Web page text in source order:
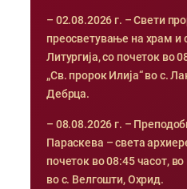
– 02.08.2026 г. – Свети
преосветување на храм и
Литургија, со почеток во
„Св. пророк Илија“ во с.
Дебрца.
– 08.08.2026 г. –
Параскева – света
почеток во 08:45 часот,
во с. Велгошти, Охрид.